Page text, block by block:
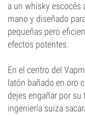
a un whisky escocés
mano y diseñado
pequeñas pero
efectos potentes.
En el centro del
latón bañado en oro
dejes engañar por
ingeniería suiza